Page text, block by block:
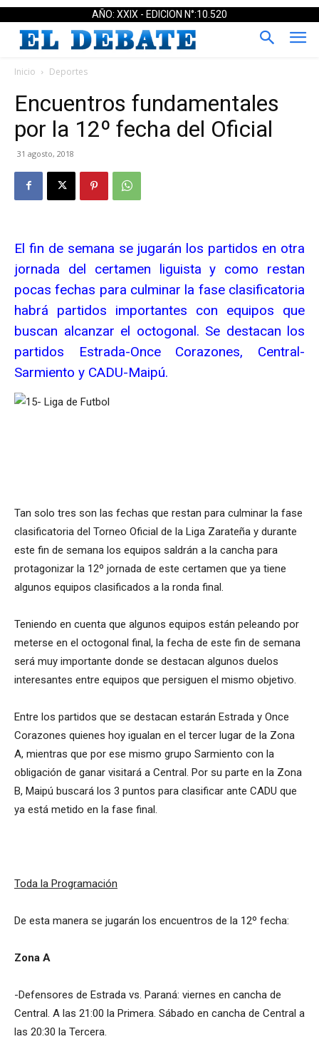
AÑO: XXIX - EDICION N°:10.520
Inicio Deportes
Encuentros fundamentales
por la 12º fecha del Oficial
31 agosto, 2018
El fin de semana se jugarán los partidos en otra
jornada del certamen liguista y como restan
pocas fechas para culminar la fase clasificatoria
habrá partidos importantes con equipos que
buscan alcanzar el octogonal. Se destacan los
partidos Estrada-Once Corazones, Central-
Sarmiento y CADU-Maipú.
Tan solo tres son las fechas que restan para culminar la fase
clasificatoria del Torneo Oficial de la Liga Zarateña y durante
este fin de semana los equipos saldrán a la cancha para
protagonizar la 12º jornada de este certamen que ya tiene
algunos equipos clasificados a la ronda final.
Teniendo en cuenta que algunos equipos están peleando por
meterse en el octogonal final, la fecha de este fin de semana
será muy importante donde se destacan algunos duelos
interesantes entre equipos que persiguen el mismo objetivo.
Entre los partidos que se destacan estarán Estrada y Once
Corazones quienes hoy igualan en el tercer lugar de la Zona
A, mientras que por ese mismo grupo Sarmiento con la
obligación de ganar visitará a Central. Por su parte en la Zona
B, Maipú buscará los 3 puntos para clasificar ante CADU que
ya está metido en la fase final.
Toda la Programación
De esta manera se jugarán los encuentros de la 12º fecha:
Zona A
-Defensores de Estrada vs. Paraná: viernes en cancha de
Central. A las 21:00 la Primera. Sábado en cancha de Central a
las 20:30 la Tercera.